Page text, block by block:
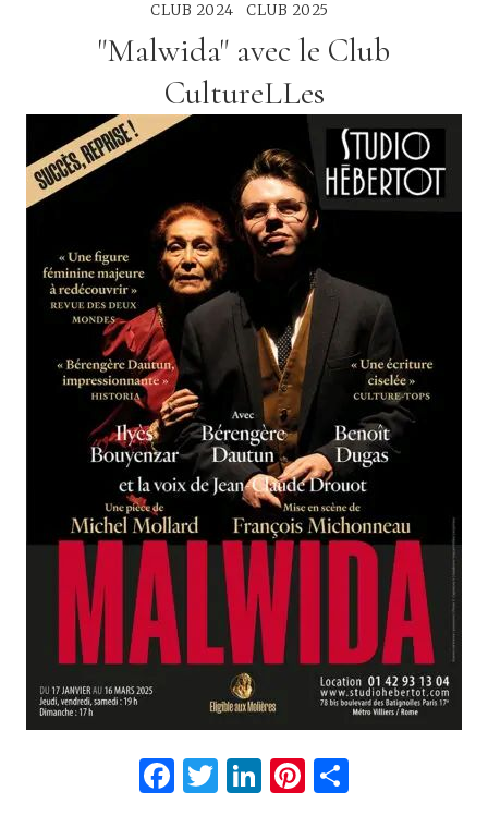
CLUB 2024 CLUB 2025
"Malwida" avec le Club
CultureLLes
Facebook
Twitter
LinkedIn
Pinterest